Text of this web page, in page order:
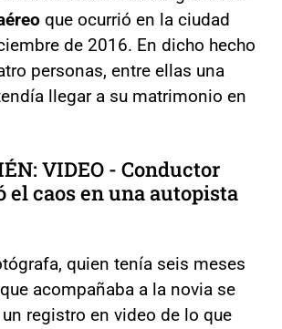
que ocurrió en la ciudad
de 2016. En dicho hecho
personas, entre ellas una
llegar a su matrimonio en
VIDEO - Conductor
el caos en una autopista
quien tenía seis meses
acompañaba a la novia se
registro en video de lo que